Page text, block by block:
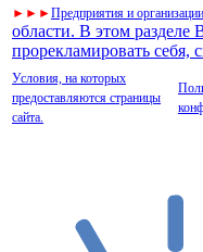
► ► ►Предприятия и организации
области. В этом разделе
прорекламировать
Условия, на которых
предоставляются страницы
сайта.